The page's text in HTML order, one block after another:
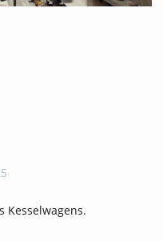
Kesselwagens.